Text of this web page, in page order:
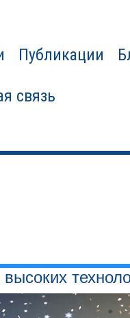
Публикации
связь